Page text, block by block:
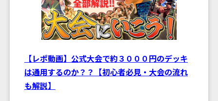
【レポ動画】公式大会で約３０００円のデッキ
は通用するのか？？【初心者必見・大会の流れ
も解説】